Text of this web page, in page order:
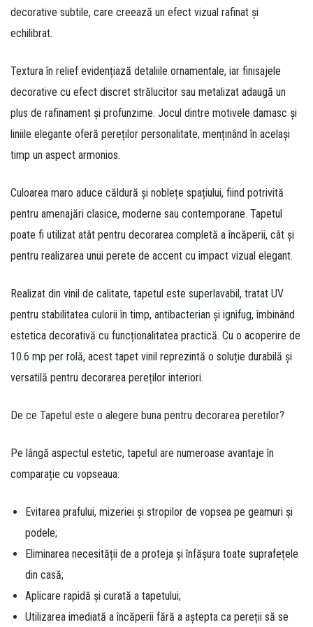
decorative subtile, care creează un efect vizual rafinat și
echilibrat.
Texturaîn relief evidențiază detaliile ornamentale, iar finisajele
decorative cu efect discret strălucitor sau metalizat adaugă un
plus de rafinament și profunzime. Jocul dintre motivele damasc și
liniile elegante oferă pereților personalitate, menținând în același
timp un aspect armonios.
Culoarea maro aduce căldură și noblețe spațiului, fiind potrivită
pentru amenajări clasice, moderne sau contemporane. Tapetul
poate fi utilizat atât pentru decorarea completă a încăperii, cât și
pentru realizarea unui perete de accent cu impact vizual elegant.
Realizat din vinil de calitate, tapetul este superlavabil, tratat UV
pentru stabilitatea culorii în timp, antibacterian și ignifug, îmbinând
estetica decorativă cu funcționalitatea practică. Cu o acoperire de
10.6 mp per rolă, acest tapet vinil reprezintă o soluție durabilă și
versatilă pentru decorarea pereților interiori.
De ce Tapetul este o alegere buna pentru decorarea peretilor?
Pe lângă aspectul estetic, tapetul are numeroase avantaje în
comparație cu vopseaua:
Evitarea prafului, mizeriei și stropilor de vopsea pe geamuri și
podele;
Eliminarea necesității de a proteja și înfășura toate suprafețele
din casă;
Aplicare rapidă și curată a tapetului;
Utilizarea imediată a încăperii fără a aștepta ca pereții să se